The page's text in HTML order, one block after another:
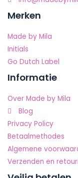
Merken
Made by Mila
Initials
Go Dutch Label
Informatie
Over Made by Mila
Blog
Privacy Policy
Betaalmethodes
Algemene
Verzenden en